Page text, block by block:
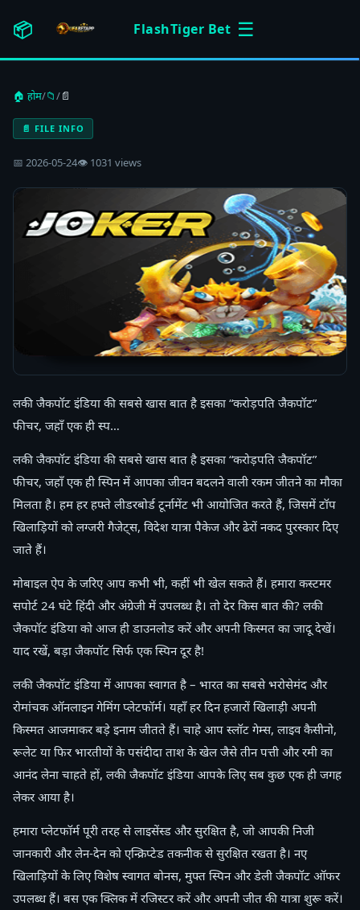
📦 FlashTiger Bet ☰
🏠 होम/📁/📄
📄 FILE INFO
📅 2026-05-24👁 1031 views
लकी जैकपॉट इंडिया की सबसे खास बात है इसका “करोड़पति जैकपॉट”
फीचर, जहाँ एक ही स्प…
लकी जैकपॉट इंडिया की सबसे खास बात है इसका “करोड़पति जैकपॉट”
फीचर, जहाँ एक ही स्पिन में आपका जीवन बदलने वाली रकम जीतने का मौका
मिलता है। हम हर हफ्ते लीडरबोर्ड टूर्नामेंट भी आयोजित करते हैं, जिसमें टॉप
खिलाड़ियों को लग्जरी गैजेट्स, विदेश यात्रा पैकेज और ढेरों नकद पुरस्कार दिए
जाते हैं।
मोबाइल ऐप के जरिए आप कभी भी, कहीं भी खेल सकते हैं। हमारा कस्टमर
सपोर्ट 24 घंटे हिंदी और अंग्रेजी में उपलब्ध है। तो देर किस बात की? लकी
जैकपॉट इंडिया को आज ही डाउनलोड करें और अपनी किस्मत का जादू देखें।
याद रखें, बड़ा जैकपॉट सिर्फ एक स्पिन दूर है!
लकी जैकपॉट इंडिया में आपका स्वागत है – भारत का सबसे भरोसेमंद और
रोमांचक ऑनलाइन गेमिंग प्लेटफॉर्म। यहाँ हर दिन हजारों खिलाड़ी अपनी
किस्मत आजमाकर बड़े इनाम जीतते हैं। चाहे आप स्लॉट गेम्स, लाइव कैसीनो,
रूलेट या फिर भारतीयों के पसंदीदा ताश के खेल जैसे तीन पत्ती और रमी का
आनंद लेना चाहते हों, लकी जैकपॉट इंडिया आपके लिए सब कुछ एक ही जगह
लेकर आया है।
हमारा प्लेटफॉर्म पूरी तरह से लाइसेंस्ड और सुरक्षित है, जो आपकी निजी
जानकारी और लेन-देन को एन्क्रिप्टेड तकनीक से सुरक्षित रखता है। नए
खिलाड़ियों के लिए विशेष स्वागत बोनस, मुफ्त स्पिन और डेली जैकपॉट ऑफर
उपलब्ध हैं। बस एक क्लिक में रजिस्टर करें और अपनी जीत की यात्रा शुरू करें।